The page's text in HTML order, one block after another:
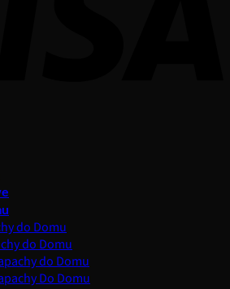
do Domu
do Domu
do Domu
Do Domu